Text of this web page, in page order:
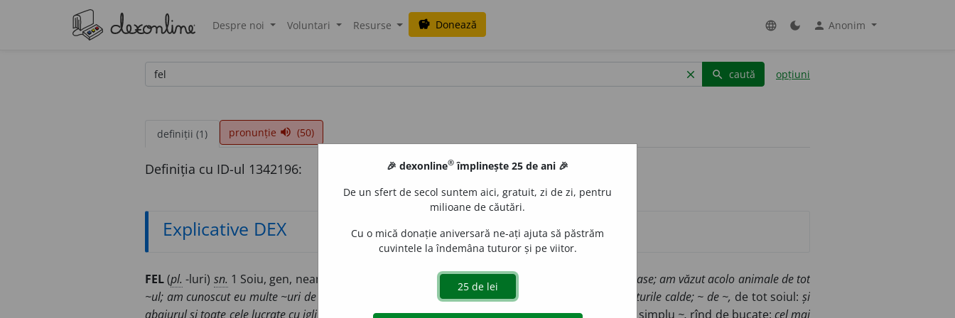
Despre noi Voluntari Resurse savings Donează language dark_mode person Anonim
clear search caută opțiuni
definiții (1) pronunție volume_up (50)
Definiția cu ID-ul 1342196:
Explicative DEX
FEL(pl. -luri) sn. 1 Soiu, gen, neam, speță:
ce ~ de om e?; cumpără tot ~ul de lucruri netrebuincioase; am văzut acolo animale de tot
~ul; am cunoscut eu multe ~uri de oameni, dar ca tine nu; șacalul e un ~ de cîine sălbatec din ținuturile calde; ~ de ~, de tot soiul:și
abajurul și toate cele lucrate cu iglița în ~ de ~ de fețeCAR.¶2spec.: ~ de bucate, ~ de mîncare, sau simplu ~, rînd de bucate: cel mai
🎉 dexonline® împlinește 25 de ani 🎉
De un sfert de secol suntem aici, gratuit, zi de zi, pentru
milioane de căutări.
Cu o mică donație aniversară ne-ați ajuta să păstrăm
cuvintele la îndemâna tuturor și pe viitor.